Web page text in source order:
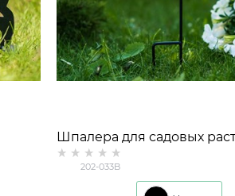
Шпалера для садовых
Карась 202-033 h=50 см
202-033B